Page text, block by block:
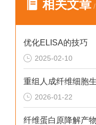
相关文章
优化ELISA的技巧
2025-02-10
2026-01-22